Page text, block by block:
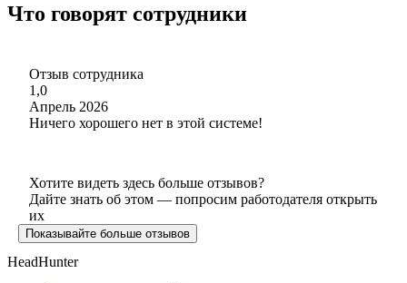
Что говорят сотрудники
Отзыв сотрудника
1,0
Апрель 2026
Ничего хорошего нет в этой системе!
Хотите видеть здесь больше отзывов?
Дайте знать об этом — попросим работодателя открыть
их
Показывайте больше отзывов
HeadHunter